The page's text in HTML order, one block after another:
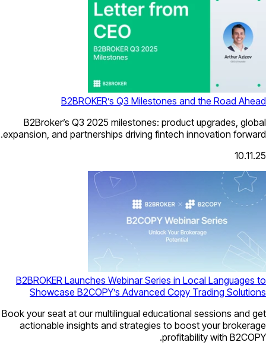
B2BROKER’s Q3
B2Broker’s Q3 2025 milestones:
expansion, and partnerships driving
B2BROKER Launches Webinar
Showcase B2COPY’s Advanced
Book your seat at our multilingual
actionable insights and strategies